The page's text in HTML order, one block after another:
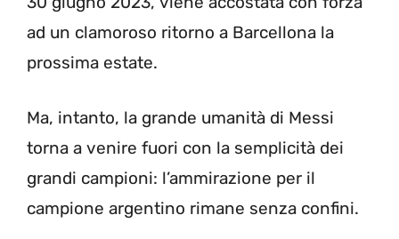
ad un clamoroso ritorno a Barcellona la
prossima estate.
Ma, intanto, la grande umanità di Messi
torna a venire fuori con la semplicità dei
grandi campioni: l’ammirazione per il
campione argentino rimane senza confini.